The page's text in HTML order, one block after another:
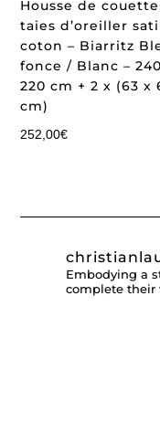
Housse de couette
taies d’oreiller
coton – Biarritz
fonce / Blanc –
220 cm + 2 x (63 x
cm)
252,00€
Embodying a
complete their